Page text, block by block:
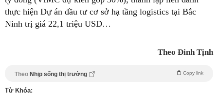
thực hiện Dự án đầu tư cơ sở hạ tầng logistics tại Bắc
Ninh trị giá 22,1 triệu USD…
Theo Đinh Tịnh
Theo Nhịp sống thị trường Copy link
Từ Khóa: